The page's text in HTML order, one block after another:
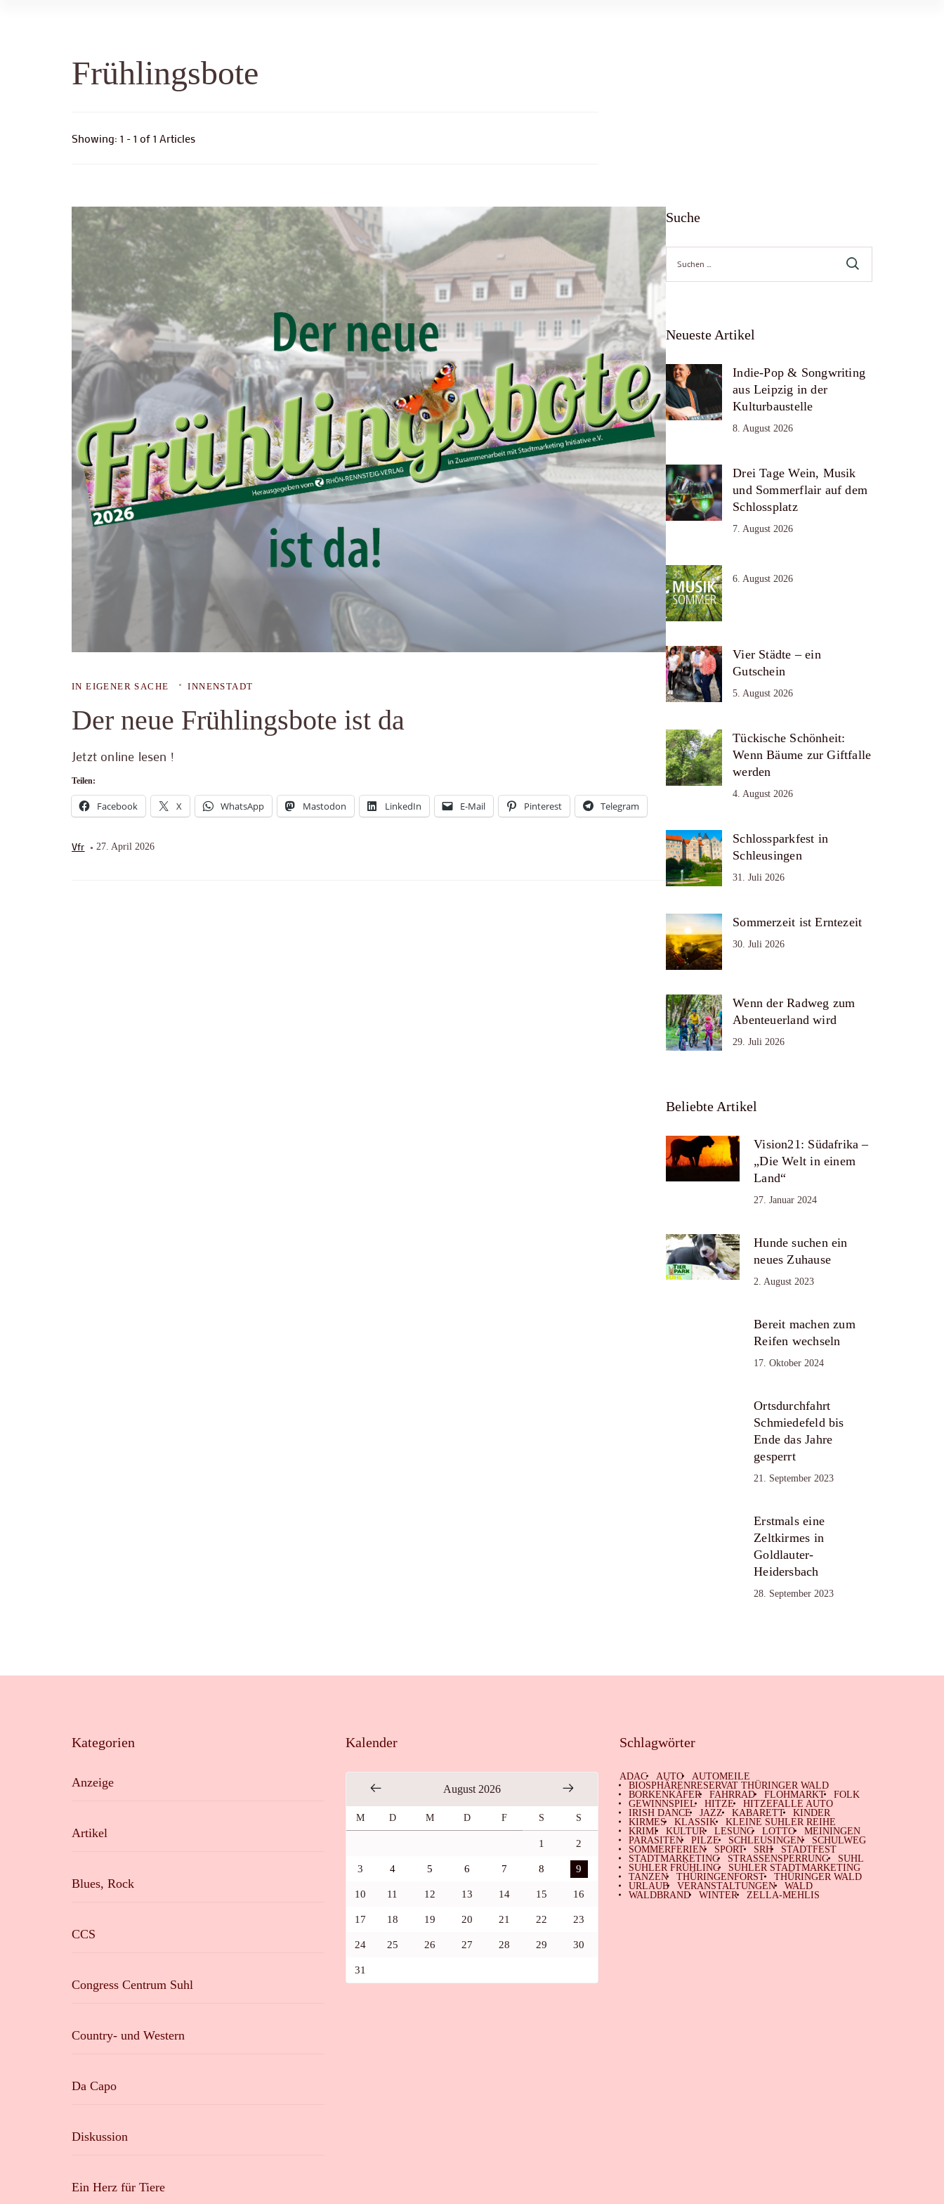
Frühlingsbote
Showing: 1 - 1 of 1 Articles
IN EIGENER SACHE INNENSTADT
Der neue Frühlingsbote ist da
Jetzt online lesen !
Teilen:
Facebook X WhatsApp Mastodon LinkedIn E-Mail Pinterest Telegram
Vfr 27. April 2026
Suche
Suche
nach:
Neueste Artikel
Indie-Pop & Songwriting
aus Leipzig in der
Kulturbaustelle
8. August 2026
Drei Tage Wein, Musik
und Sommerflair auf dem
Schlossplatz
7. August 2026
6. August 2026
Vier Städte – ein
Gutschein
5. August 2026
Tückische Schönheit:
Wenn Bäume zur Giftfalle
werden
4. August 2026
Schlossparkfest in
Schleusingen
31. Juli 2026
Sommerzeit ist Erntezeit
30. Juli 2026
Wenn der Radweg zum
Abenteuerland wird
29. Juli 2026
Beliebte Artikel
Vision21: Südafrika –
„Die Welt in einem
Land“
27. Januar 2024
Hunde suchen ein
neues Zuhause
2. August 2023
Bereit machen zum
Reifen wechseln
17. Oktober 2024
Ortsdurchfahrt
Schmiedefeld bis
Ende das Jahre
gesperrt
21. September 2023
Erstmals eine
Zeltkirmes in
Goldlauter-
Heidersbach
28. September 2023
Kategorien
Anzeige
Artikel
Blues, Rock
CCS
Congress Centrum Suhl
Country- und Western
Da Capo
Diskussion
Ein Herz für Tiere
Kalender
August 2026
M D M D F S S
1 2
3 4 5 6 7 8 9
10 11 12 13 14 15 16
17 18 19 20 21 22 23
24 25 26 27 28 29 30
31
Schlagwörter
ADAC AUTO
AUTOMEILE
BIOSPHÄRENRESERVAT THÜRINGER WALD
BORKENKÄFER
FAHRRAD FLOHMARKT
FOLK
GEWINNSPIEL
HITZE
HITZEFALLE AUTO
IRISH DANCE
JAZZ KABARETT
KINDER
KIRMES
KLASSIK
KLEINE SUHLER REIHE
KRIMI
KULTUR LESUNG LOTTO
MEININGEN
PARASITEN
PILZE SCHLEUSINGEN
SCHULWEG
SOMMERFERIEN
SPORT SRH
STADTFEST
STADTMARKETING
STRASSENSPERRUNG
SUHL
SUHLER FRÜHLING
SUHLER STADTMARKETING
TANZEN
THÜRINGENFORST
THÜRINGER WALD
URLAUB
VERANSTALTUNGEN
WALD
WALDBRAND
WINTER ZELLA-MEHLIS